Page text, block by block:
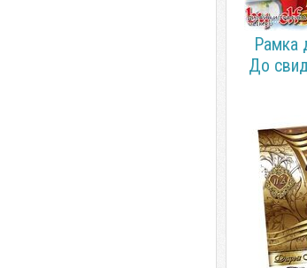
Рамка
До